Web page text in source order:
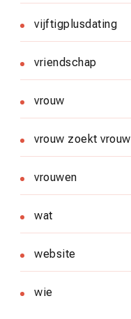
vijftigplusdating
vriendschap
vrouw
vrouw zoekt vrouw
vrouwen
wat
website
wie